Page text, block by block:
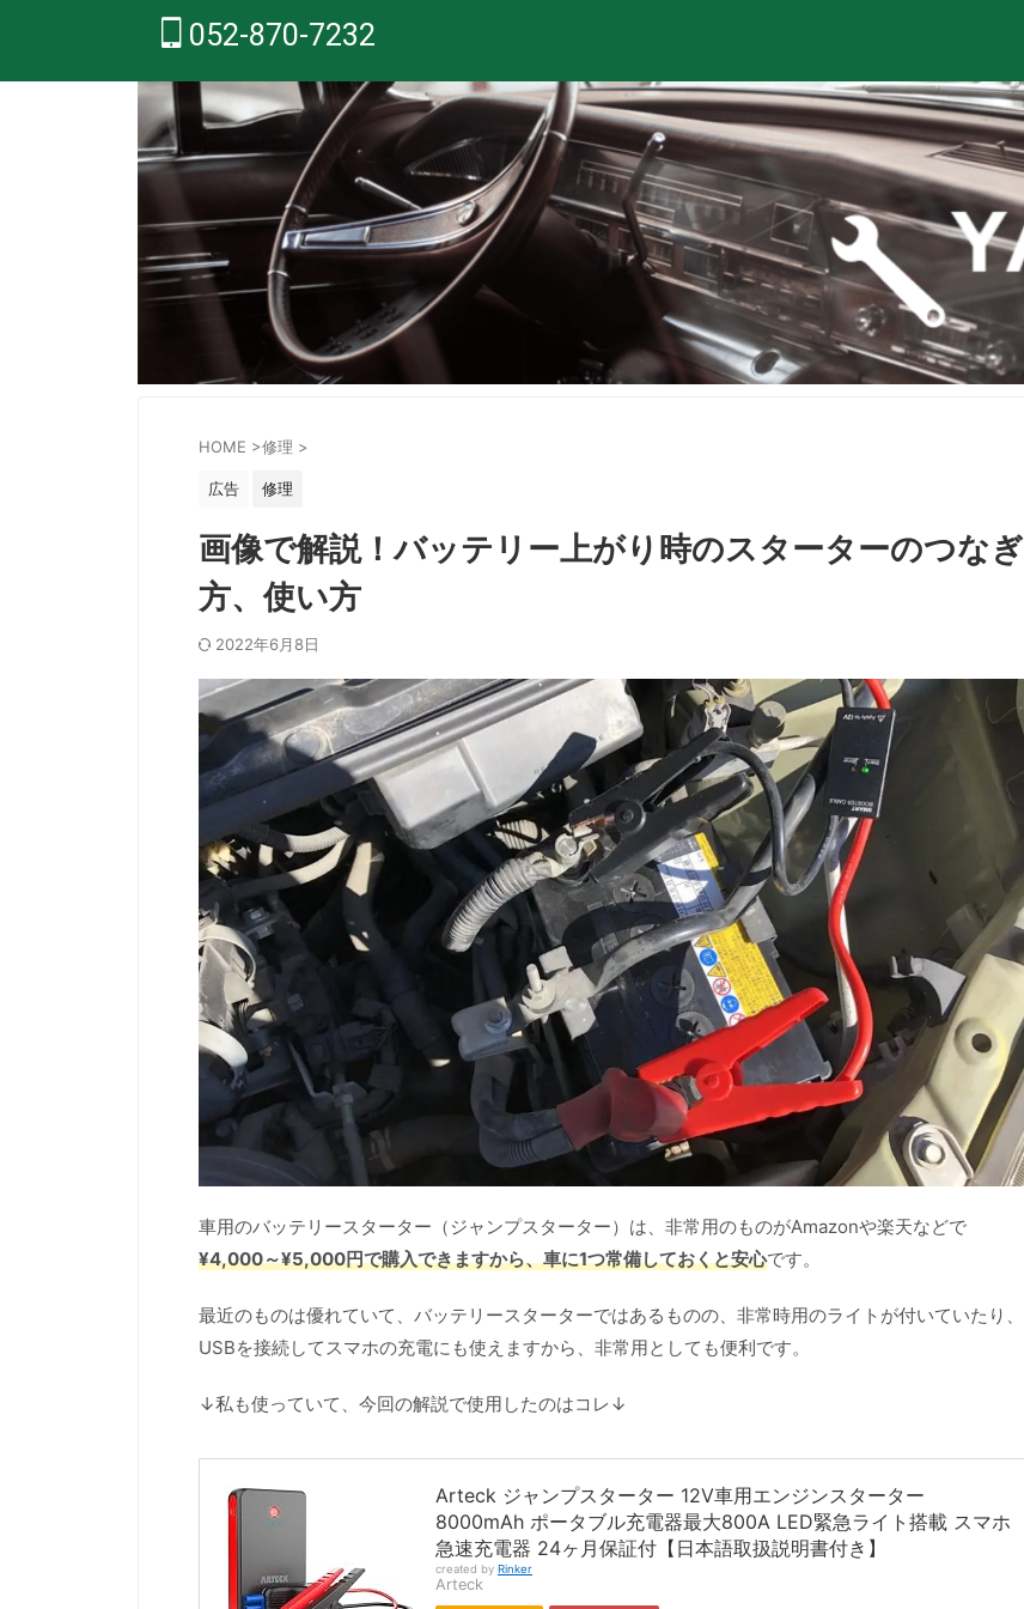
052-870-7232
HOME >修理 >
広告 修理
画像で解説！バッテリー上がり時のスターターのつなぎ
方、使い方
2022年6月8日
車用のバッテリースターター（ジャンプスターター）は、非常用のものがAmazonや楽天などで
¥4,000～¥5,000円で購入できますから、車に1つ常備しておくと安心です。
最近のものは優れていて、バッテリースターターではあるものの、非常時用のライトが付いていたり、
USBを接続してスマホの充電にも使えますから、非常用としても便利です。
↓私も使っていて、今回の解説で使用したのはコレ↓
Arteck ジャンプスターター 12V車用エンジンスターター
8000mAh ポータブル充電器最大800A LED緊急ライト搭載 スマホ
急速充電器 24ヶ月保証付【日本語取扱説明書付き】
created by Rinker
Arteck